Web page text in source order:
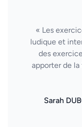
« Les
ludique et
des
apporter de
Sarah